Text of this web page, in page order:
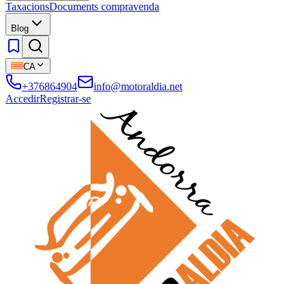
TaxacionsDocuments compravenda
Blog
CA
+376864904
info@motoraldia.net
AccedirRegistrar-se